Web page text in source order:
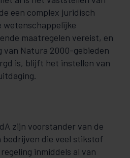
een complex juridisch
wetenschappelijke
maatregelen vereist, en
van Natura 2000-gebieden
is, blijft het instellen van
zijn voorstander van de
die veel stikstof
inmiddels al van